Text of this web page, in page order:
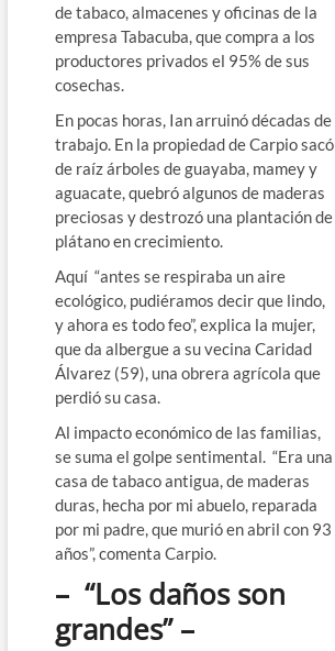
de tabaco, almacenes y oficinas de la
empresa Tabacuba, que compra a los
productores privados el 95% de sus
cosechas.
En pocas horas, Ian arruinó décadas de
trabajo. En la propiedad de Carpio sacó
de raíz árboles de guayaba, mamey y
aguacate, quebró algunos de maderas
preciosas y destrozó una plantación de
plátano en crecimiento.
Aquí “antes se respiraba un aire
ecológico, pudiéramos decir que lindo,
y ahora es todo feo”, explica la mujer,
que da albergue a su vecina Caridad
Álvarez (59), una obrera agrícola que
perdió su casa.
Al impacto económico de las familias,
se suma el golpe sentimental. “Era una
casa de tabaco antigua, de maderas
duras, hecha por mi abuelo, reparada
por mi padre, que murió en abril con 93
años”, comenta Carpio.
– “Los daños son
grandes” –